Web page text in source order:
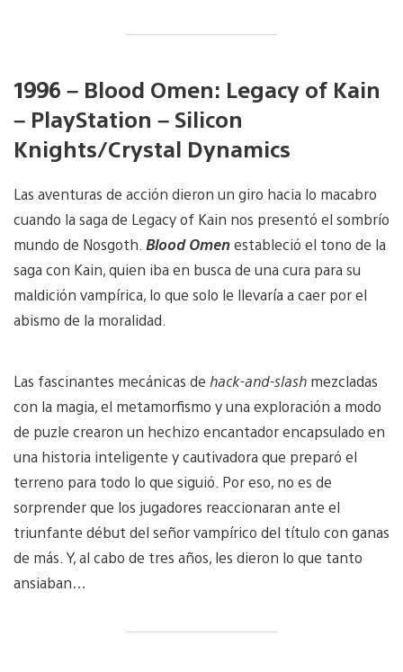
1996 – Blood Omen: Legacy of Kain
– PlayStation – Silicon
Knights/Crystal Dynamics
Las aventuras de acción dieron un giro hacia lo macabro
cuando la saga de Legacy of Kain nos presentó el sombrío
mundo de Nosgoth. Blood Omenestableció el tono de la
saga con Kain, quien iba en busca de una cura para su
maldición vampírica, lo que solo le llevaría a caer por el
abismo de la moralidad.
Las fascinantes mecánicas de hack-and-slash mezcladas
con la magia, el metamorfismo y una exploración a modo
de puzle crearon un hechizo encantador encapsulado en
una historia inteligente y cautivadora que preparó el
terreno para todo lo que siguió. Por eso, no es de
sorprender que los jugadores reaccionaran ante el
triunfante début del señor vampírico del título con ganas
de más. Y, al cabo de tres años, les dieron lo que tanto
ansiaban…